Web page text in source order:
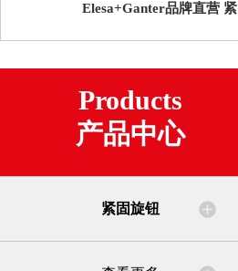
Elesa+Ganter品牌直营 紧
高科技聚合物
Products
产品中心
紧固旋钮